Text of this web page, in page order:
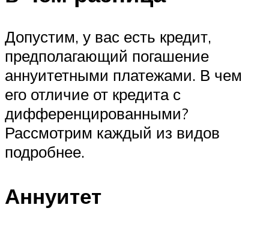
Допустим, у вас есть кредит,
предполагающий погашение
аннуитетными платежами. В чем
его отличие от кредита с
дифференцированными?
Рассмотрим каждый из видов
подробнее.
Аннуитет